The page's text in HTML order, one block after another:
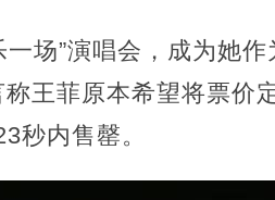
场”演唱会，成为她
王菲原本希望将票价
秒内售罄。